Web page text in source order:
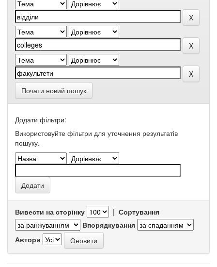
Почати новий пошук
Додати фільтри:
Використовуйте фільтри для уточнення результатів
пошуку.
Вивести на сторінку | Сортування
Впорядкування
Автори